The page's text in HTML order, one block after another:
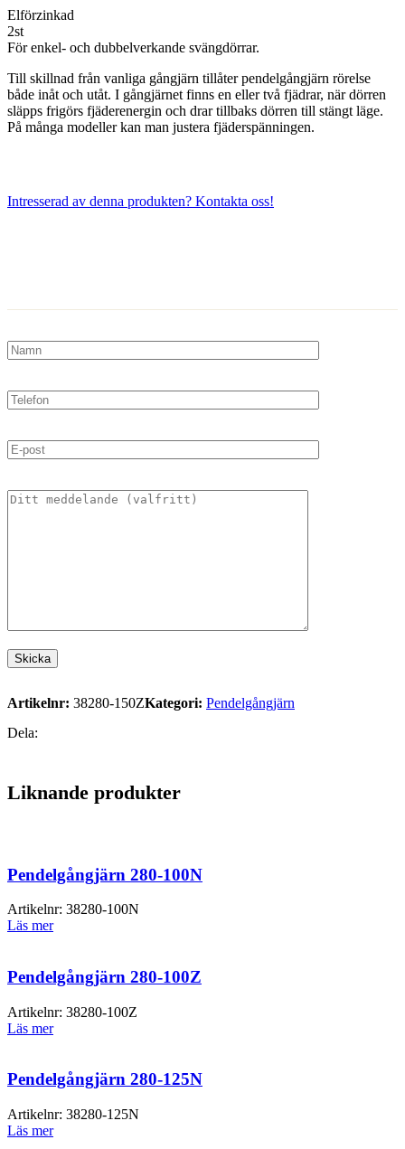
Elförzinkad
2st
För enkel- och dubbelverkande svängdörrar.
Till skillnad från vanliga gångjärn tillåter pendelgångjärn rörelse
både inåt och utåt. I gångjärnet finns en eller två fjädrar, när dörren
släpps frigörs fjäderenergin och drar tillbaks dörren till stängt läge.
På många modeller kan man justera fjäderspänningen.
Intresserad av denna produkten? Kontakta oss!
Artikelnr: 38280-150ZKategori: Pendelgångjärn
Dela:
Liknande produkter
Pendelgångjärn 280-100N
Artikelnr: 38280-100N
Läs mer
Pendelgångjärn 280-100Z
Artikelnr: 38280-100Z
Läs mer
Pendelgångjärn 280-125N
Artikelnr: 38280-125N
Läs mer